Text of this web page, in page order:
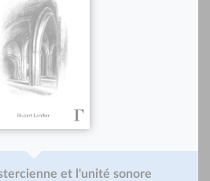
et l'unité sonore